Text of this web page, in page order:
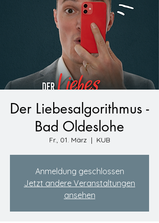
Der Liebesalgorithmus -
Bad Oldeslohe
Fr., 01. März
  |
KUB
Anmeldung geschlossen
Jetzt andere Veranstaltungen
ansehen